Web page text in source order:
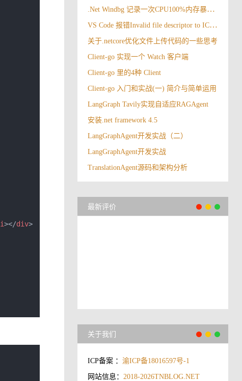
i></div>
.Net Windbg 记录一次CPU100%内存暴涨情况
VS Code 报错Invalid file descriptor to ICU data received.
关于.netcore优化文件上传代码的一些思考
Client-go 实现一个 Watch 客户端
Client-go 里的4种 Client
Client-go 入门和实战(一) 简介与简单运用
LangGraph Tavily实现自适应RAGAgent
安装.net framework 4.5
LangGraphAgent开发实战（二）
LangGraphAgent开发实战
TranslationAgent源码和架构分析
最新评价
关于我们
ICP备案 ：渝ICP备18016597号-1
网站信息：2018-2026TNBLOG.NET